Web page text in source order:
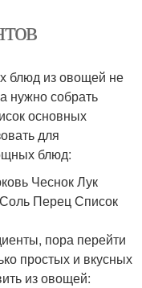
блюд из овощей не
нужно собрать
основных
для
блюд:
Чеснок Лук
Перец Список
пора перейти
простых и вкусных
из овощей: